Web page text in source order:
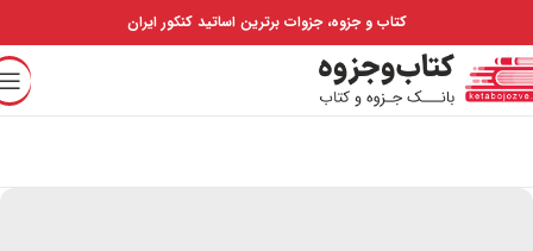
کتاب و جزوه، جزوات برترین اساتید کنکور ایران